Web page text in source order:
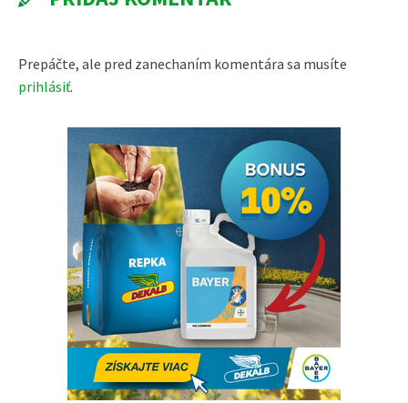
Prepáčte, ale pred zanechaním komentára sa musíte
prihlásiť.